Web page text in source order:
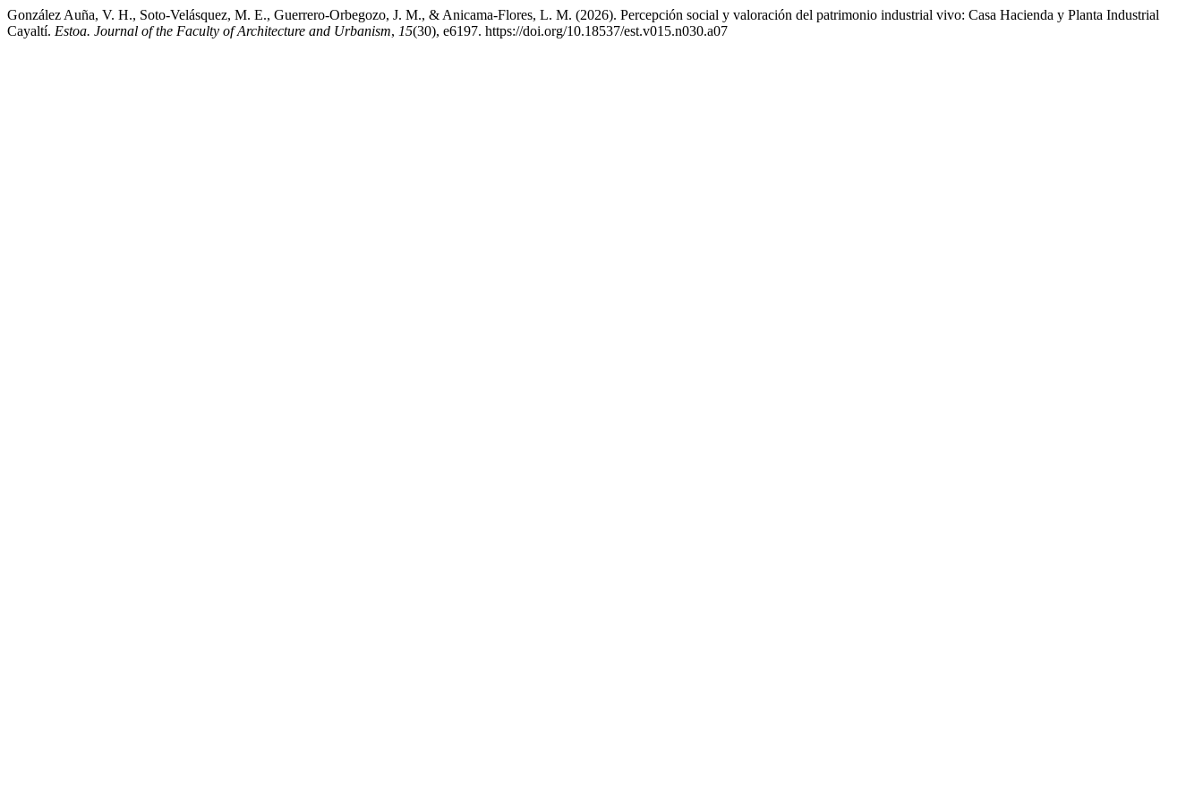
González Auña, V. H., Soto-Velásquez, M. E., Guerrero-Orbegozo, J. M., & Anicama-Flores, L. M. (2026). Percepción social y valoración del patrimonio industrial vivo: Casa Hacienda y Planta Industrial
Cayaltí. Estoa. Journal of the Faculty of Architecture and Urbanism, 15(30), e6197. https://doi.org/10.18537/est.v015.n030.a07